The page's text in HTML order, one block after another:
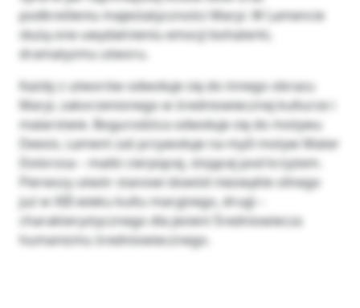
podkreśleniu majestatyczności Maryi. W Lamencie
służą one uwydatnieniu emocji bohaterki,
dramatyzmu utworu.
Każdy z utworów odwołuje się do innego obrazu
Maryi, zakorzenionego w średniowiecznej kulturze i
malarstwie. Bogurodzica odwołuje się do motywu
Deesis, Lament zaś przywołuje na myśl motyw Mater
Dolorosa – matki cierpiącej, stojącej pod krzyżem.
Pierwszy utwór stanowi dowód niezwykle silnego
już w XIII wieku kultu maryjnego, drugi –
charakterystycznego dla jesieni Średniowiecza
humanizmu średniowiecznego.